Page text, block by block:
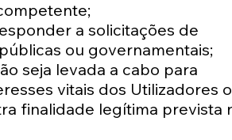
a solicitações de
ou governamentais;
seja levada a cabo para
vitais dos Utilizadores
finalidade legítima prevista